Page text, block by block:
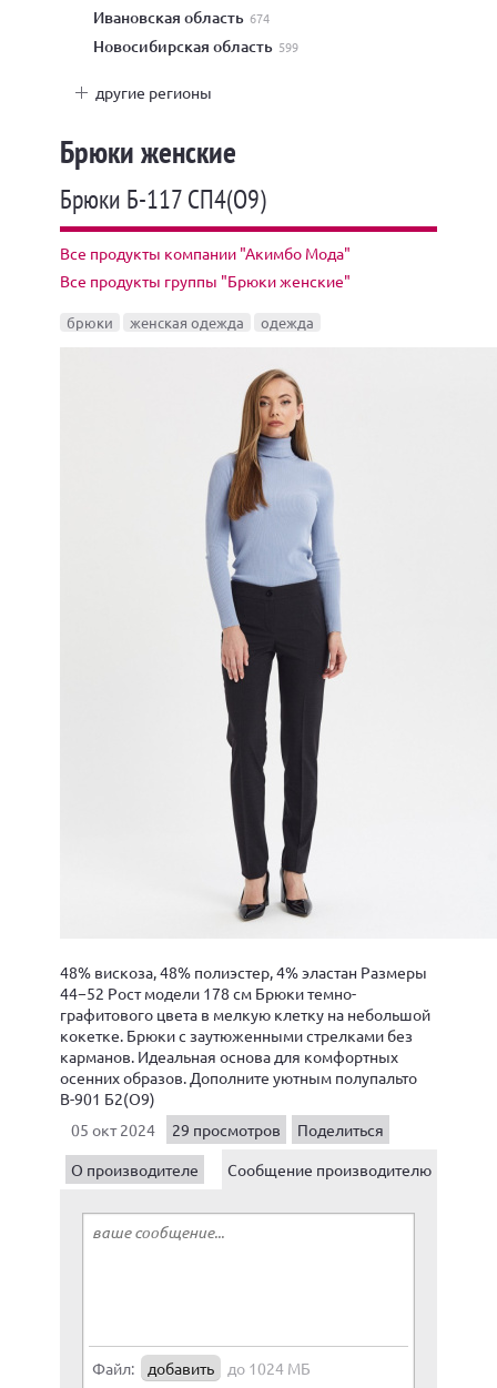
Ивановская область 674
Новосибирская область 599
другие регионы
Брюки женские
Брюки Б-117 СП4(О9)
Все продукты компании "Акимбо Мода"
Все продукты группы "Брюки женские"
брюки женская одежда одежда
48% вискоза, 48% полиэстер, 4% эластан Размеры
44−52 Рост модели 178 см Брюки темно-
графитового цвета в мелкую клетку на небольшой
кокетке. Брюки с заутюженными стрелками без
карманов. Идеальная основа для комфортных
осенних образов. Дополните уютным полупальто
В-901 Б2(О9)
05 окт 2024
29 просмотров
Поделиться
О производителе
Сообщение производителю
Файл: добавить до 1024 МБ